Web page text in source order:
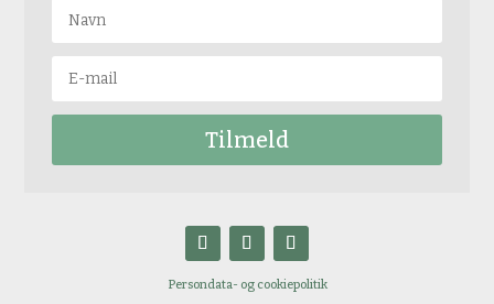
Tilmeld
Persondata- og cookiepolitik